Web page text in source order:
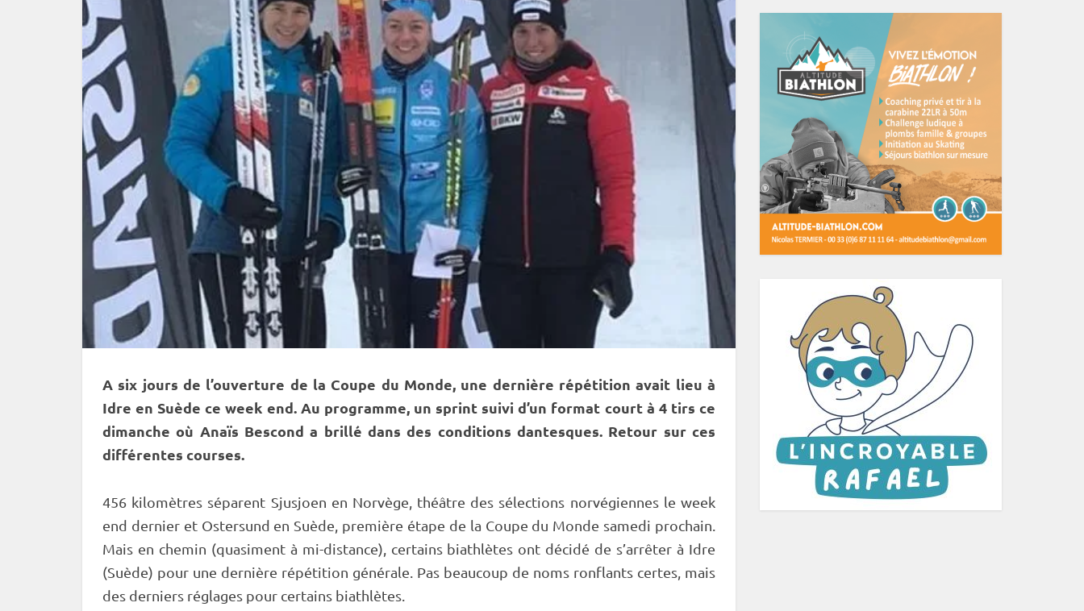
A six jours de l’ouverture de la Coupe du Monde, une dernière répétition avait lieu à
Idre en Suède ce week end. Au programme, un sprint suivi d’un format court à 4 tirs ce
dimanche où Anaïs Bescond a brillé dans des conditions dantesques. Retour sur ces
différentes courses.
456 kilomètres séparent Sjusjoen en Norvège, théâtre des sélections norvégiennes le week
end dernier et Ostersund en Suède, première étape de la Coupe du Monde samedi prochain.
Mais en chemin (quasiment à mi-distance), certains biathlètes ont décidé de s’arrêter à Idre
(Suède) pour une dernière répétition générale. Pas beaucoup de noms ronflants certes, mais
des derniers réglages pour certains biathlètes.